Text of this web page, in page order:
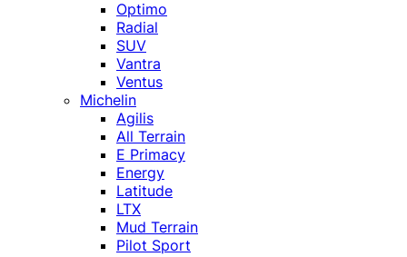
Optimo
Radial
SUV
Vantra
Ventus
Michelin
Agilis
All Terrain
E Primacy
Energy
Latitude
LTX
Mud Terrain
Pilot Sport